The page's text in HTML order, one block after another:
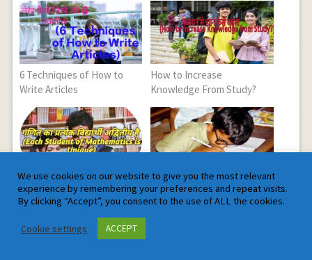
6 Techniques of How to
Write Articles
How to Increase
Knowledge From Study?
Each Student of
Mathematics is Unique
7 ways to write answers in
board exam
We use cookies on our website to give you the most relevant
experience by remembering your preferences and repeat visits.
By clicking “Accept”, you consent to the use of ALL the cookies.
Cookie settings ACCEPT